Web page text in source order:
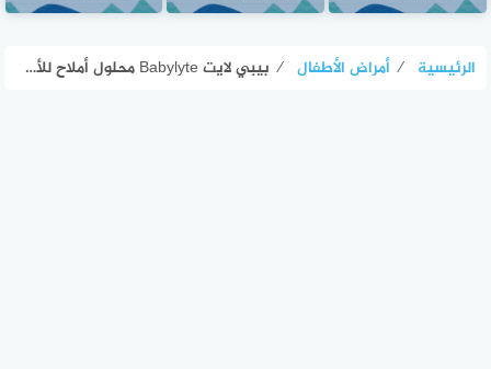
الرئيسية ⁄ أمراض الأطفال ⁄ بيبي لايت Babylyte محلول أملاح للأطفال دواعي الاستخدام الجرعات والمحاذير